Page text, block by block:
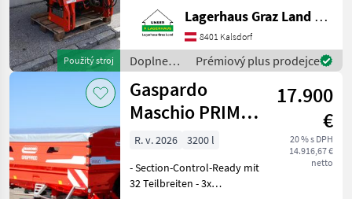
Použitý stroj
65293; Behältervolumen:
1700; Arbeitsbreite: 15;
Bauart: Angebaut;
Antriebsart: Mechanischer
Antr
Lagerhaus Graz Land eGen
8401 Kalsdorf
Doplnenie
živin a
polievanie
/ Rauch
Prémiový plus prodejce
Gaspardo
Maschio PRIMO
EW3 Isotronic
3.200l
17.900
€
20 % s DPH
14.916,67 €
netto
R. v. 2026
3200 l
- Section-Control-Ready mit
32 Teilbreiten - 3x